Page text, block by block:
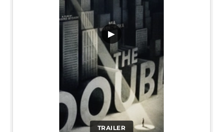
TRAILER
▶